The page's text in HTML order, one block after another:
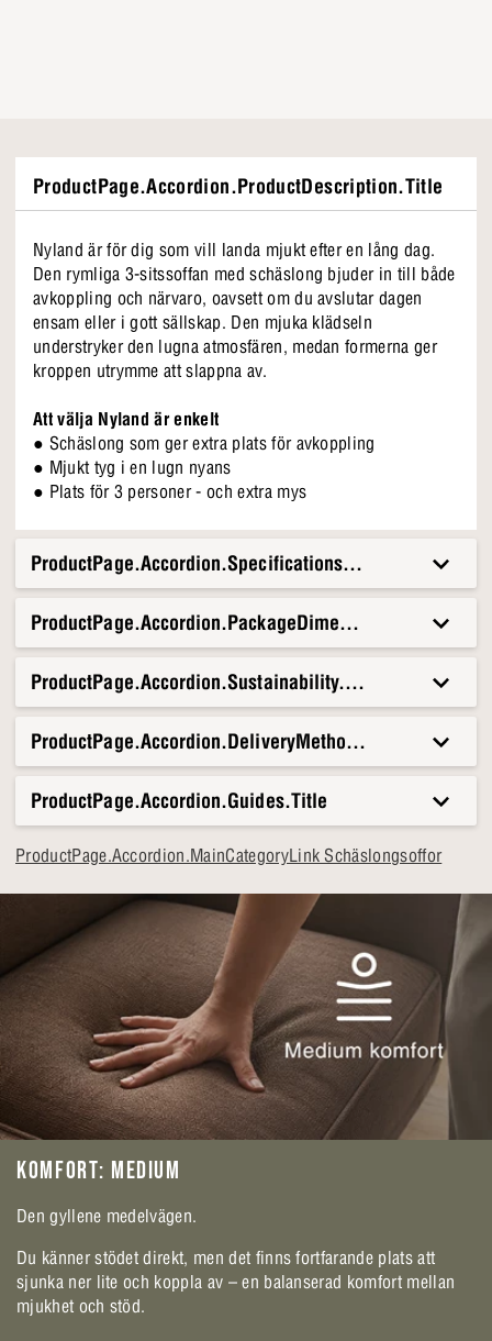
ProductPage.Accordion.ProductDescription.Title
Nyland är för dig som vill landa mjukt efter en lång dag.
Den rymliga 3-sitssoffan med schäslong bjuder in till både
avkoppling och närvaro, oavsett om du avslutar dagen
ensam eller i gott sällskap. Den mjuka klädseln
understryker den lugna atmosfären, medan formerna ger
kroppen utrymme att slappna av.
Att välja Nyland är enkelt
● Schäslong som ger extra plats för avkoppling
● Mjukt tyg i en lugn nyans
● Plats för 3 personer - och extra mys
ProductPage.Accordion.Specifications.Title
ProductPage.Accordion.Sustainability.Title
ProductPage.Accordion.DeliveryMethods.Title
ProductPage.Accordion.Guides.Title
ProductPage.Accordion.MainCategoryLink Schäslongsoffor
KOMFORT: MEDIUM
Den gyllene medelvägen.
Du känner stödet direkt, men det finns fortfarande plats att
sjunka ner lite och koppla av – en balanserad komfort mellan
mjukhet och stöd.